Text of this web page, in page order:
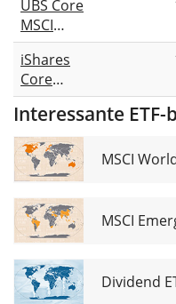
(Dist)
UCITS
ETF 1C
UBS Core
MSCI
Europe
UCITS
ETF EUR
dis
iShares
Core
MSCI
Europe
UCITS
ETF EUR
(Acc)
Interessante
MSCI
Dividend